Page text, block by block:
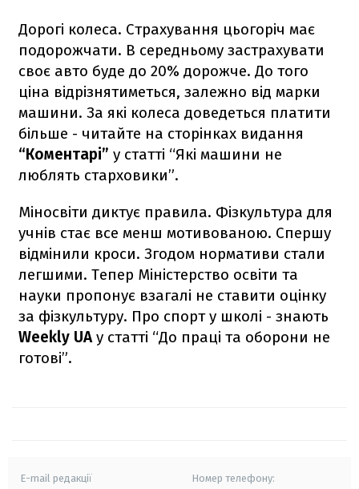
Дорогі колеса. Страхування цьогоріч має
подорожчати. В середньому застрахувати
своє авто буде до 20% дорожче. До того
ціна відрізнятиметься, залежно від марки
машини. За які колеса доведеться платити
більше - читайте на сторінках видання
“Коментарі” у статті “Які машини не
люблять старховики”.
Міносвіти диктує правила. Фізкультура для
учнів стає все менш мотивованою. Спершу
відмінили кроси. Згодом нормативи стали
легшими. Тепер Міністерство освіти та
науки пропонує взагалі не ставити оцінку
за фізкультуру. Про спорт у школі - знають
Weekly UA у статті “До праці та оборони не
готові”.
E-mail редакції Номер телефону: